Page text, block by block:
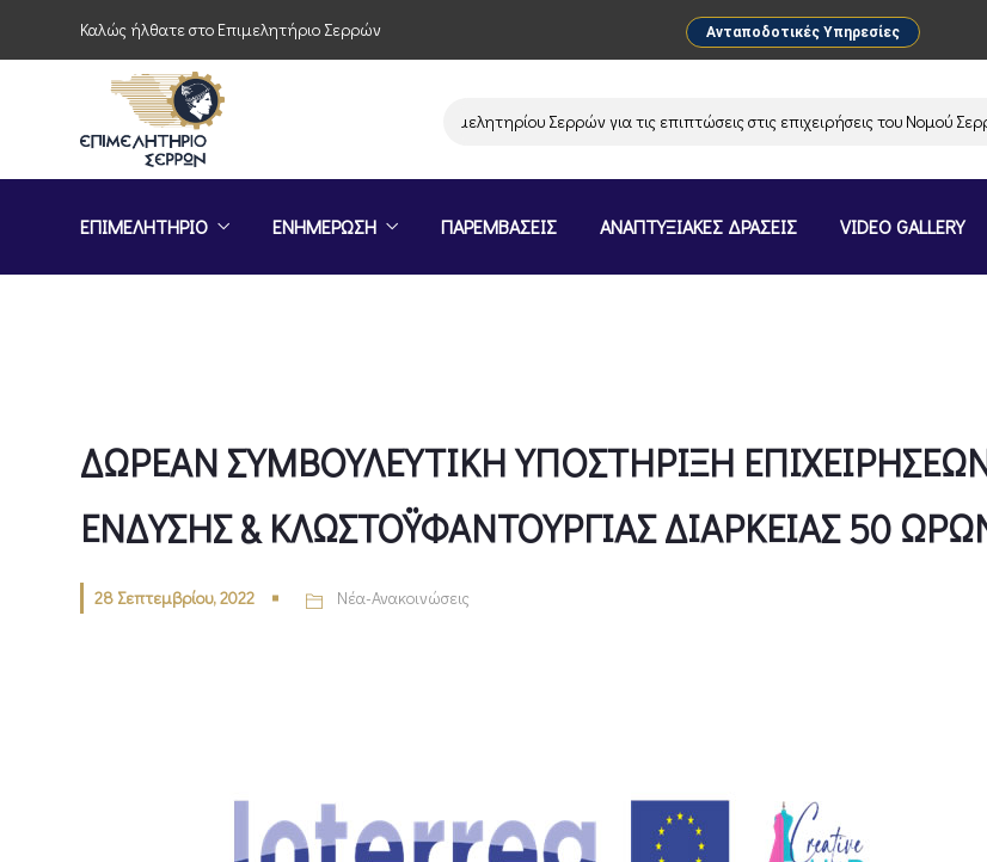
Καλώς ήλθατε στο Επιμελητήριο Σερρών Ανταποδοτικές Υπηρεσίες
Παρέμβαση του Επιμελητηρίου Σερρών για τις επιπτώσεις στις επιχειρήσεις του Νομού
ΕΠΙΜΕΛΗΤΗΡΙΟ ΕΝΗΜΕΡΩΣΗ ΠΑΡΕΜΒΑΣΕΙΣ ΑΝΑΠΤΥΞΙΑΚΕΣ ΔΡΑΣΕΙΣ VIDEO GALLERY
ΔΩΡΕΑΝ ΣΥΜΒΟΥΛΕΥΤΙΚΗ ΥΠΟΣΤΗΡΙΞΗ
ΕΝΔΥΣΗΣ & ΚΛΩΣΤΟΫΦΑΝΤΟΥΡΓΙΑΣ ΔΙΑΡΚΕΙΑΣ 50
28 Σεπτεμβρίου, 2022 Νέα-Ανακοινώσεις